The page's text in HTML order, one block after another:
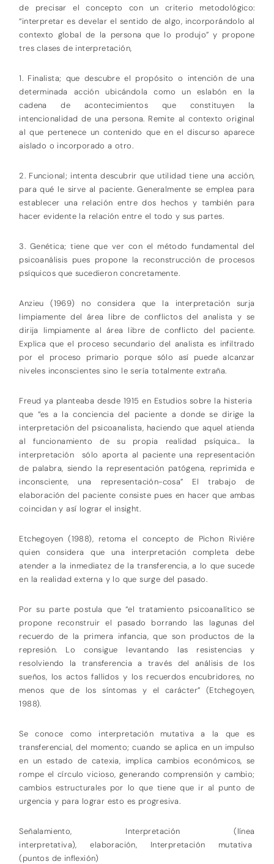
de precisar el concepto con un criterio metodológico:
“interpretar es develar el sentido de algo, incorporándolo al
contexto global de la persona que lo produjo” y propone
tres clases de interpretación,
1. Finalista; que descubre el propósito o intención de una
determinada acción ubicándola como un eslabón en la
cadena de acontecimientos que constituyen la
intencionalidad de una persona. Remite al contexto original
al que pertenece un contenido que en el discurso aparece
aislado o incorporado a otro.
2. Funcional; intenta descubrir que utilidad tiene una acción,
para qué le sirve al paciente. Generalmente se emplea para
establecer una relación entre dos hechos y también para
hacer evidente la relación entre el todo y sus partes.
3. Genética; tiene que ver con el método fundamental del
psicoanálisis pues propone la reconstrucción de procesos
psíquicos que sucedieron concretamente.
Anzieu (1969) no considera que la interpretación surja
limpiamente del área libre de conflictos del analista y se
dirija limpiamente al área libre de conflicto del paciente.
Explica que el proceso secundario del analista es infiltrado
por el proceso primario porque sólo así puede alcanzar
niveles inconscientes sino le sería totalmente extraña.
Freud ya planteaba desde 1915 en Estudios sobre la histeria
que “es a la conciencia del paciente a donde se dirige la
interpretación del psicoanalista, haciendo que aquel atienda
al funcionamiento de su propia realidad psíquica… la
interpretación sólo aporta al paciente una representación
de palabra, siendo la representación patógena, reprimida e
inconsciente, una representación-cosa” El trabajo de
elaboración del paciente consiste pues en hacer que ambas
coincidan y así lograr el insight.
Etchegoyen (1988), retoma el concepto de Pichon Riviére
quien considera que una interpretación completa debe
atender a la inmediatez de la transferencia, a lo que sucede
en la realidad externa y lo que surge del pasado.
Por su parte postula que “el tratamiento psicoanalítico se
propone reconstruir el pasado borrando las lagunas del
recuerdo de la primera infancia, que son productos de la
represión. Lo consigue levantando las resistencias y
resolviendo la transferencia a través del análisis de los
sueños, los actos fallidos y los recuerdos encubridores, no
menos que de los síntomas y el carácter” (Etchegoyen,
1988).
Se conoce como interpretación mutativa a la que es
transferencial, del momento; cuando se aplica en un impulso
en un estado de catexia, implica cambios económicos, se
rompe el círculo vicioso, generando comprensión y cambio;
cambios estructurales por lo que tiene que ir al punto de
urgencia y para lograr esto es progresiva.
Señalamiento, Interpretación (línea
interpretativa), elaboración, Interpretación mutativa
(puntos de inflexión)